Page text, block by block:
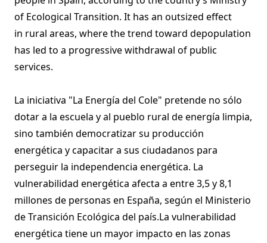
of Ecological Transition. It has an outsized effect
in rural areas, where the trend toward depopulation
has led to a progressive withdrawal of public
services.
La iniciativa "La Energía del Cole" pretende no sólo
dotar a la escuela y al pueblo rural de energía limpia,
sino también democratizar su producción
energética y capacitar a sus ciudadanos para
perseguir la independencia energética. La
vulnerabilidad energética afecta a entre 3,5 y 8,1
millones de personas en España, según el Ministerio
de Transición Ecológica del país.La vulnerabilidad
energética tiene un mayor impacto en las zonas